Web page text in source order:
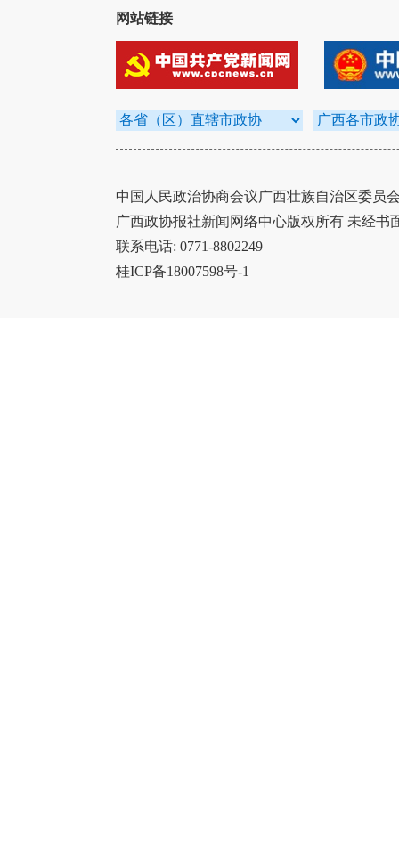
网站链接
中国人民政治协商会议广西壮族自治区委员
广西政协报社新闻网络中心版权所有 未经书
联系电话: 0771-8802249
桂ICP备18007598号-1